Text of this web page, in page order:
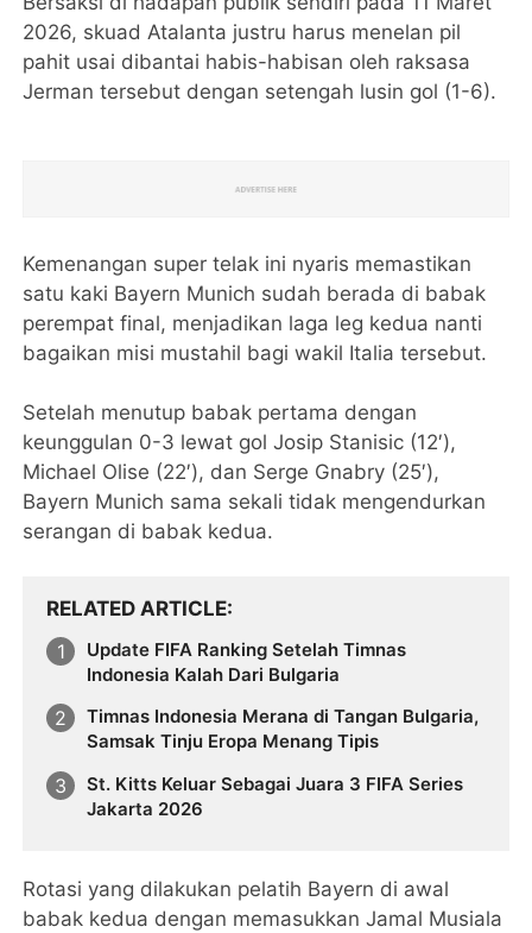
2026, skuad Atalanta justru harus menelan pil
pahit usai dibantai habis-habisan oleh raksasa
Jerman tersebut dengan setengah lusin gol (1-6).
Kemenangan super telak ini nyaris memastikan
satu kaki Bayern Munich sudah berada di babak
perempat final, menjadikan laga leg kedua nanti
bagaikan misi mustahil bagi wakil Italia tersebut.
Setelah menutup babak pertama dengan
keunggulan 0-3 lewat gol Josip Stanisic (12′),
Michael Olise (22′), dan Serge Gnabry (25′),
Bayern Munich sama sekali tidak mengendurkan
serangan di babak kedua.
RELATED ARTICLE
Update FIFA Ranking Setelah Timnas
Indonesia Kalah Dari Bulgaria
Timnas Indonesia Merana di Tangan Bulgaria,
Samsak Tinju Eropa Menang Tipis
St. Kitts Keluar Sebagai Juara 3 FIFA Series
Jakarta 2026
Rotasi yang dilakukan pelatih Bayern di awal
babak kedua dengan memasukkan Jamal Musiala